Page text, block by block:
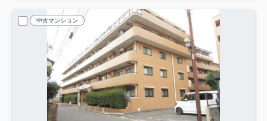
中古マンション